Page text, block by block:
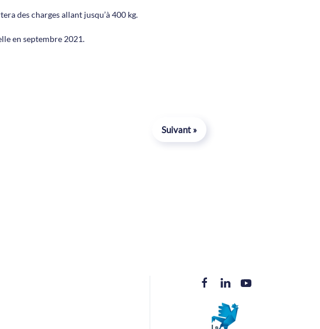
des charges allant jusqu’à 400 kg.
en septembre 2021.
Suivant »